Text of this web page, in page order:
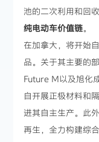
池的二次利用和回收
纯电动车价值链。
在加拿大，将开始
品。关于其主要的
Future M以及旭化
自开展正极材料和
进其自主生产。此
再生，全力构建综